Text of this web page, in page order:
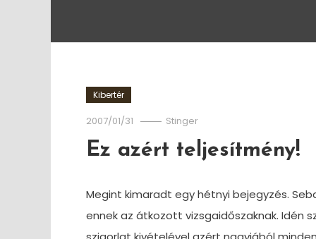
Kibertér
2007/01/31 Stinger
Ez azért teljesítmény!
Megint kimaradt egy hétnyi bejegyzés.
ennek az átkozott vizsgaidőszaknak. Idén